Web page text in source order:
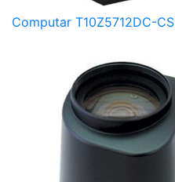
Computar T10Z5712DC-CS